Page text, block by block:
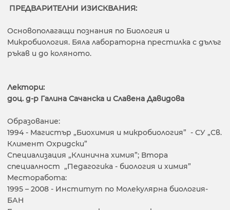
ПРЕДВАРИТЕЛНИ ИЗИСКВАНИЯ:
Основополагащи познания по Биология и
Микробиология. Бяла лабораторна престилка с дълъг
ръкав и до коляното.
Лектори:
доц. д-р Галина Сачанска и Славена Давидова
Образование:
1994 - Магистър „Биохимия и микробиология” - СУ „Св.
Климент Охридски”
Специализация „Клинична химия”; Втора
специалност „Педагогика - биология и химия”
Месторабота:
1995 – 2008 - Институт по Молекулярна биология-
БАН